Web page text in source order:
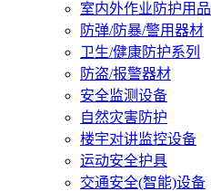
室内外作业防护用品
防弹/防暴/警用器材
卫生/健康防护系列
防盗/报警器材
安全监测设备
自然灾害防护
楼宇对讲监控设备
运动安全护具
交通安全(智能)设备